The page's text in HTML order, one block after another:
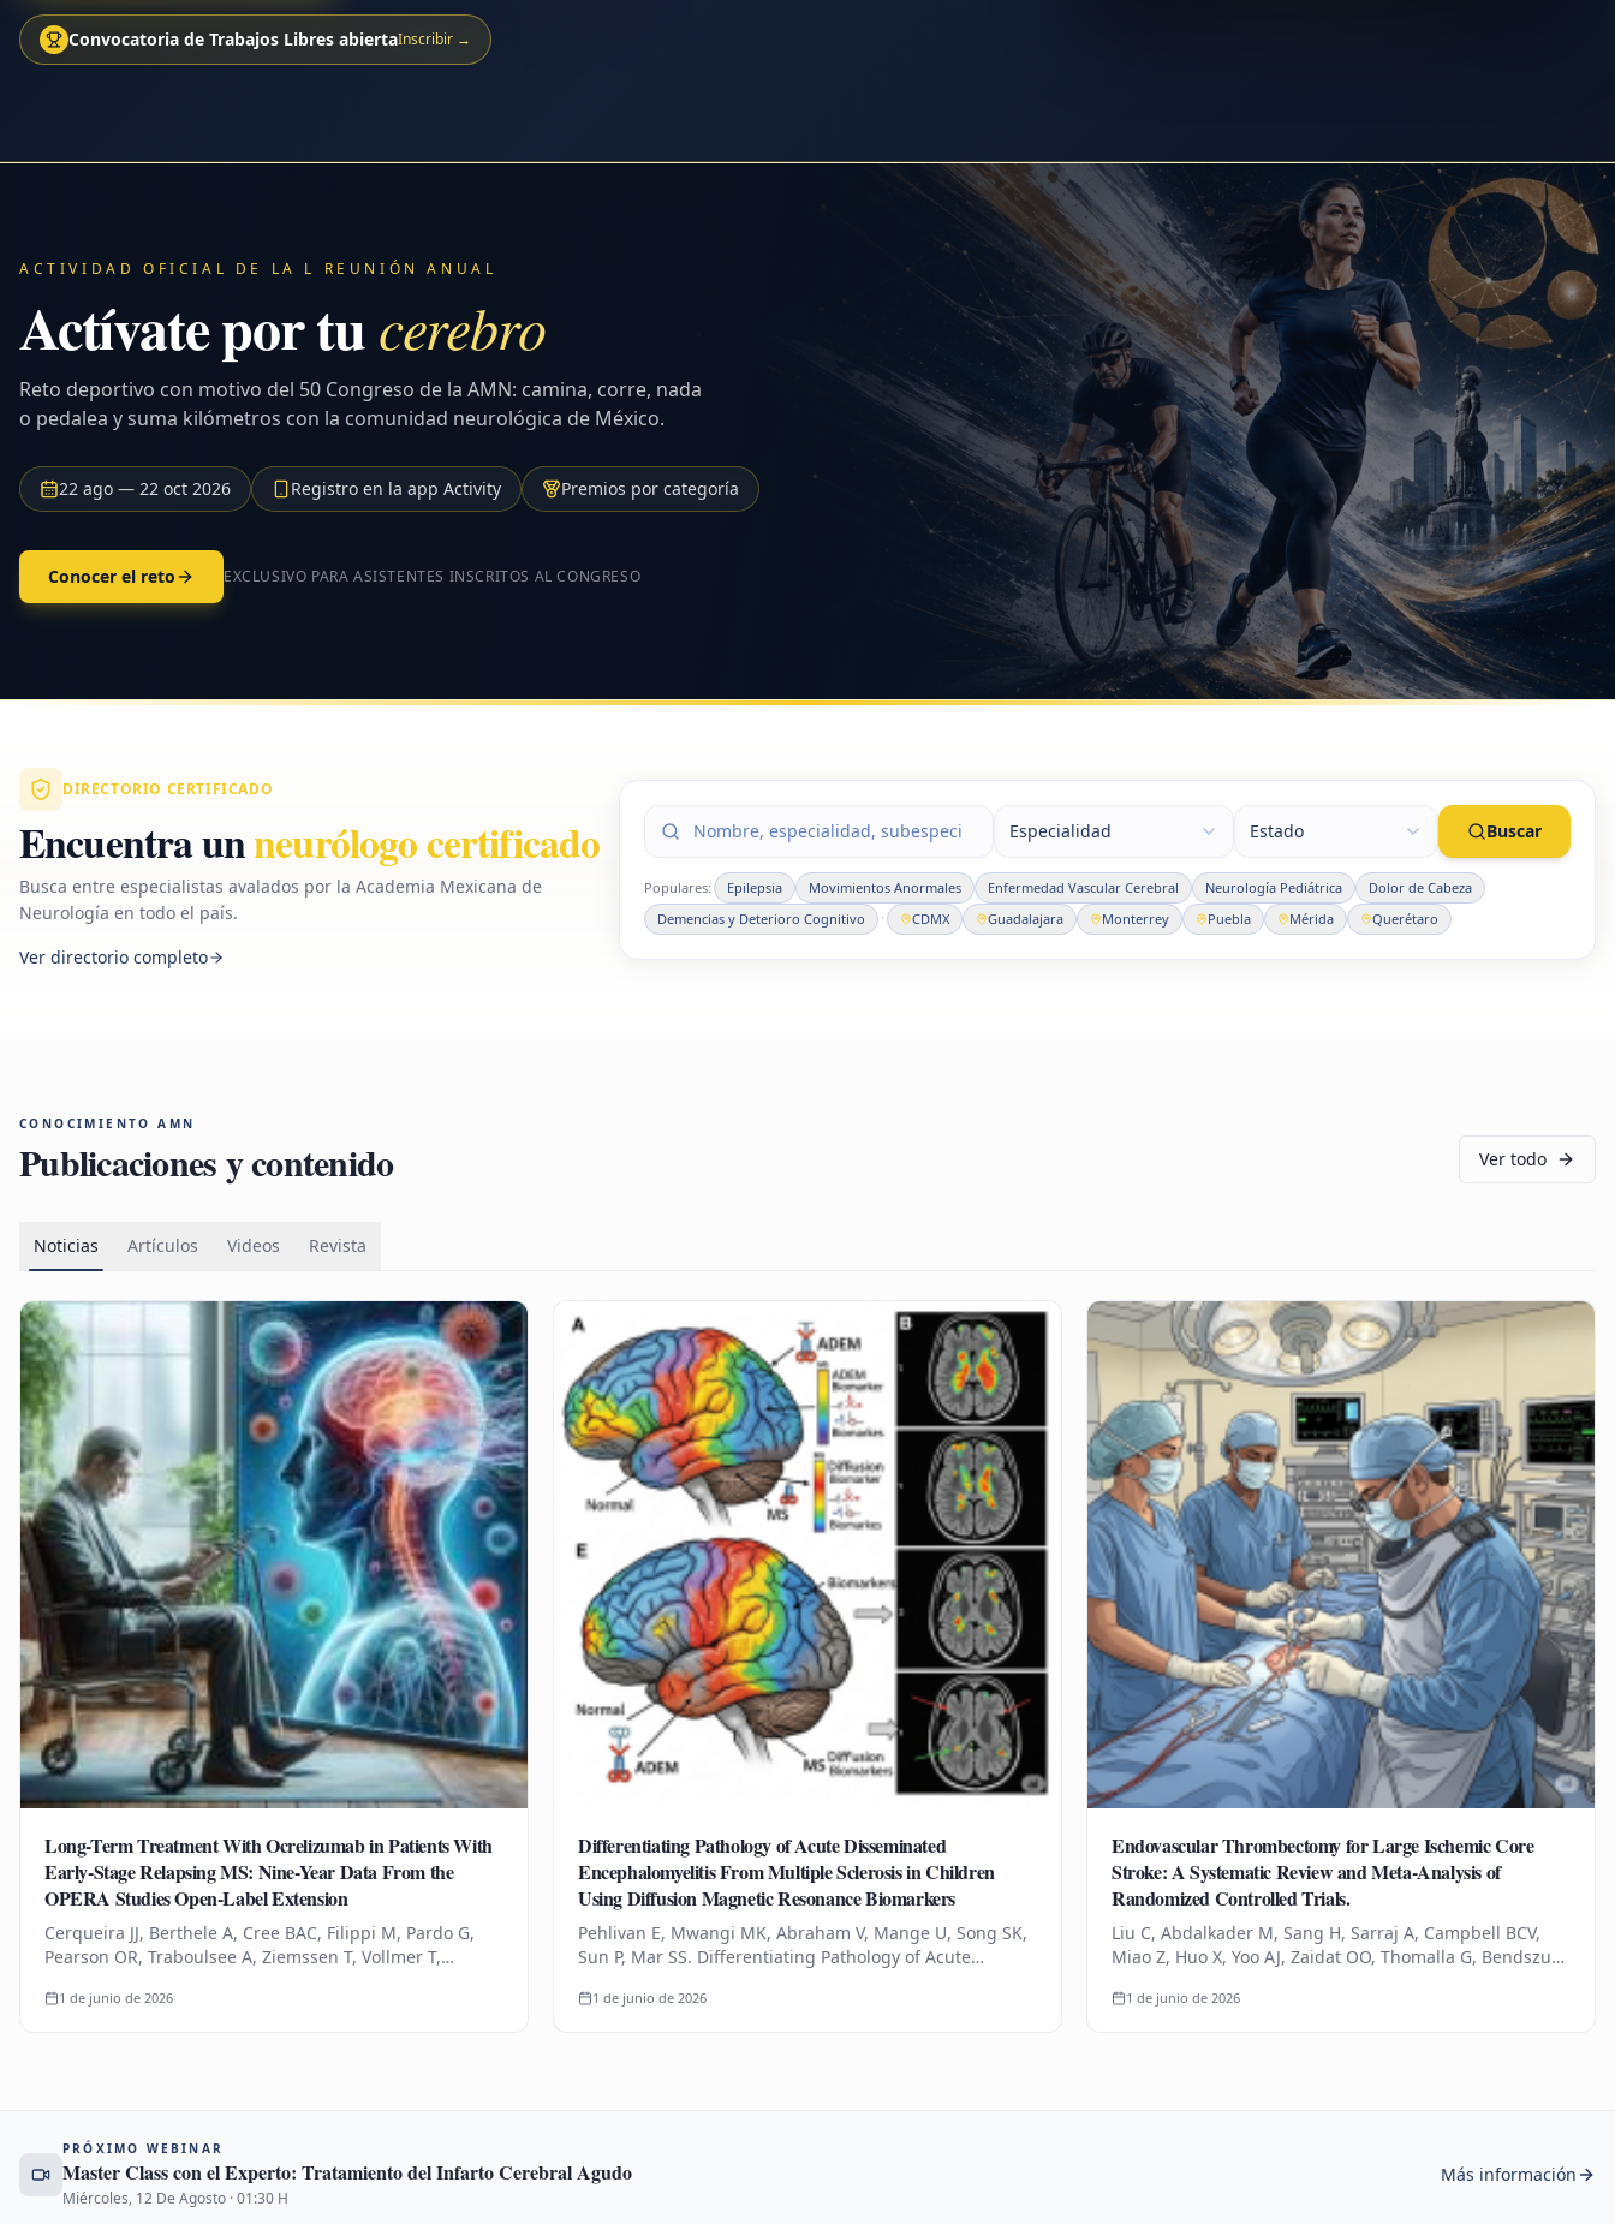
Convocatoria de Trabajos Libres abiertaInscribir →
ACTIVIDAD OFICIAL DE LA L REUNIÓN ANUAL
Actívate por tucerebro
Reto deportivo con motivo del 50 Congreso de la AMN: camina, corre, nada
o pedalea y suma kilómetros con la comunidad neurológica de México.
22 ago — 22 oct 2026 Registro en la app Activity Premios por categoría
Conocer el reto EXCLUSIVO PARA ASISTENTES INSCRITOS AL CONGRESO
DIRECTORIO CERTIFICADO
Encuentra unneurólogo certificado
Busca entre especialistas avalados por la Academia Mexicana de
Neurología en todo el país.
Ver directorio completo
Especialidad Estado Buscar
Populares: Epilepsia Movimientos Anormales Enfermedad Vascular Cerebral Neurología Pediátrica
Dolor de Cabeza
Demencias y Deterioro Cognitivo
· CDMX Guadalajara Monterrey Puebla Mérida Querétaro
CONOCIMIENTO AMN
Publicaciones y contenido Ver todo
Noticias Artículos Videos Revista
Long-Term Treatment With Ocrelizumab in Patients With
Early-Stage Relapsing MS: Nine-Year Data From the
OPERA Studies Open-Label Extension
Cerqueira JJ, Berthele A, Cree BAC, Filippi M, Pardo G,
Pearson OR, Traboulsee A, Ziemssen T, Vollmer T,
Schneble HM, Thanei…
1 de junio de 2026
Differentiating Pathology of Acute Disseminated
Encephalomyelitis From Multiple Sclerosis in Children
Using Diffusion Magnetic Resonance Biomarkers
Pehlivan E, Mwangi MK, Abraham V, Mange U, Song SK,
Sun P, Mar SS. Differentiating Pathology of Acute
in Children Using…
1 de junio de 2026
Endovascular Thrombectomy for Large Ischemic Core
Stroke: A Systematic Review and Meta-Analysis of
Randomized Controlled Trials.
Liu C, Abdalkader M, Sang H, Sarraj A, Campbell BCV,
Miao Z, Huo X, Yoo AJ, Zaidat OO, Thomalla G, Bendszus
S, Sun D,…
1 de junio de 2026
PRÓXIMO WEBINAR
Master Class con el Experto: Tratamiento del Infarto Cerebral Agudo
Miércoles, 12 De Agosto ·01:30 H
Más información